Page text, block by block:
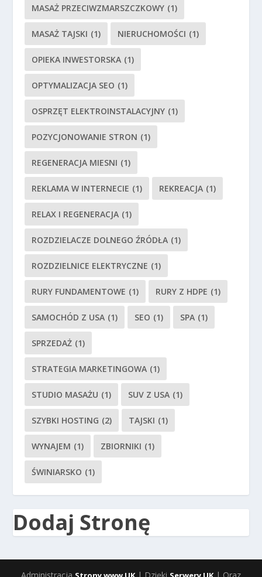
MASAŻ PRZECIWZMARSZCZKOWY (1)
MASAŻ TAJSKI (1) NIERUCHOMOŚCI (1)
OPIEKA INWESTORSKA (1)
OPTYMALIZACJA SEO (1)
OSPRZĘT ELEKTROINSTALACYJNY (1)
POZYCJONOWANIE STRON (1)
REGENERACJA MIESNI (1)
REKLAMA W INTERNECIE (1) REKREACJA (1)
RELAX I REGENERACJA (1)
ROZDZIELACZE DOLNEGO ŹRÓDŁA (1)
ROZDZIELNICE ELEKTRYCZNE (1)
RURY FUNDAMENTOWE (1) RURY Z HDPE (1)
SAMOCHÓD Z USA (1) SEO (1) SPA (1)
SPRZEDAŻ (1)
STRATEGIA MARKETINGOWA (1)
STUDIO MASAŻU (1) SUV Z USA (1)
SZYBKI HOSTING (2) TAJSKI (1)
WYNAJEM (1) ZBIORNIKI (1)
ŚWINIARSKO (1)
Dodaj Stronę